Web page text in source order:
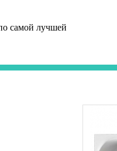
самой лучшей